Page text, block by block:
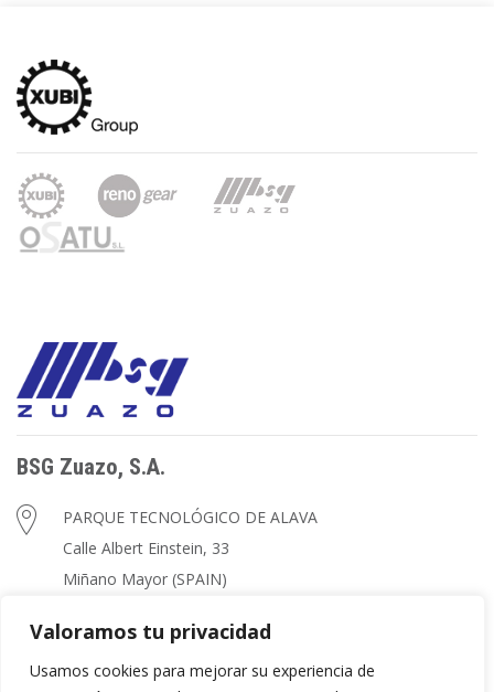
Valoramos tu privacidad
Usamos cookies para mejorar su experiencia de
BSG Zuazo, S.A.
PARQUE TECNOLÓGICO DE ALAVA
Calle Albert Einstein, 33
Miñano Mayor (SPAIN)
zuazo@zuazo.net